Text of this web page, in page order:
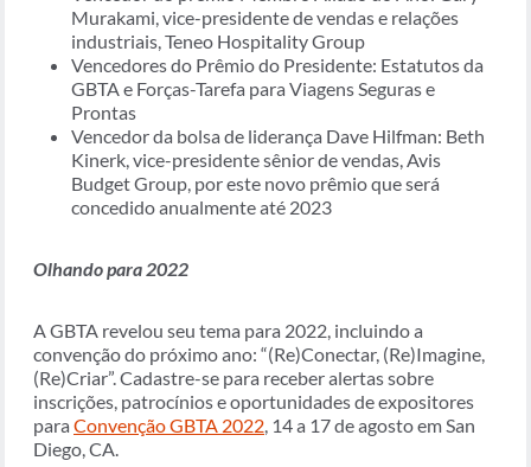
Murakami, vice-presidente de vendas e relações
industriais, Teneo Hospitality Group
Vencedores do Prêmio do Presidente: Estatutos da
GBTA e Forças-Tarefa para Viagens Seguras e
Prontas
Vencedor da bolsa de liderança Dave Hilfman: Beth
Kinerk, vice-presidente sênior de vendas, Avis
Budget Group, por este novo prêmio que será
concedido anualmente até 2023
Olhando para 2022
A GBTA revelou seu tema para 2022, incluindo a
convenção do próximo ano: “(Re)Conectar, (Re)Imagine,
(Re)Criar”. Cadastre-se para receber alertas sobre
inscrições, patrocínios e oportunidades de expositores
para Convenção GBTA 2022, 14 a 17 de agosto em San
Diego, CA.